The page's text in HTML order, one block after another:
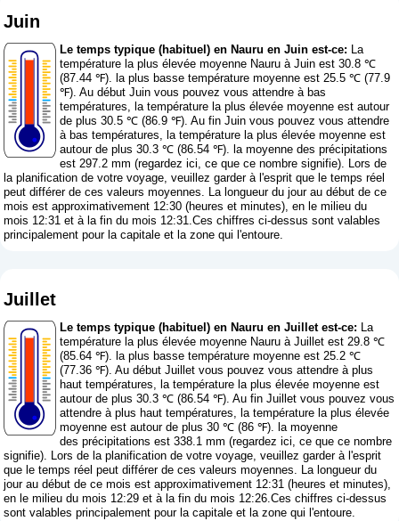
Juin
Le temps typique (habituel) en Nauru en Juin est-ce: La
température la plus élevée moyenne Nauru à Juin est 30.8 ℃
(87.44 ℉). la plus basse température moyenne est 25.5 ℃ (77.9
℉). Au début Juin vous pouvez vous attendre à bas
températures, la température la plus élevée moyenne est autour
de plus 30.5 ℃ (86.9 ℉). Au fin Juin vous pouvez vous attendre
à bas températures, la température la plus élevée moyenne est
autour de plus 30.3 ℃ (86.54 ℉). la moyenne des précipitations
est 297.2 mm (regardez ici, ce que ce nombre signifie). Lors de
la planification de votre voyage, veuillez garder à l'esprit que le temps réel
peut différer de ces valeurs moyennes. La longueur du jour au début de ce
mois est approximativement 12:30 (heures et minutes), en le milieu du
mois 12:31 et à la fin du mois 12:31.Ces chiffres ci-dessus sont valables
principalement pour la capitale et la zone qui l'entoure.
Juillet
Le temps typique (habituel) en Nauru en Juillet est-ce: La
température la plus élevée moyenne Nauru à Juillet est 29.8 ℃
(85.64 ℉). la plus basse température moyenne est 25.2 ℃
(77.36 ℉). Au début Juillet vous pouvez vous attendre à plus
haut températures, la température la plus élevée moyenne est
autour de plus 30.3 ℃ (86.54 ℉). Au fin Juillet vous pouvez vous
attendre à plus haut températures, la température la plus élevée
moyenne est autour de plus 30 ℃ (86 ℉). la moyenne
des précipitations est 338.1 mm (regardez ici, ce que ce nombre
signifie). Lors de la planification de votre voyage, veuillez garder à l'esprit
que le temps réel peut différer de ces valeurs moyennes. La longueur du
jour au début de ce mois est approximativement 12:31 (heures et minutes),
en le milieu du mois 12:29 et à la fin du mois 12:26.Ces chiffres ci-dessus
sont valables principalement pour la capitale et la zone qui l'entoure.